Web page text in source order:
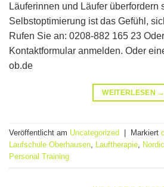
Läuferinnen und Läufer überfordern
Selbstoptimierung ist das Gefühl,
Rufen Sie an: 0208-882 165 23
Kontaktformular anmelden. Oder
ob.de
WEITERLESEN →
Veröffentlicht am Uncategorized Markiert
Laufschule Oberhausen, Lauftherapie,
Personal Training